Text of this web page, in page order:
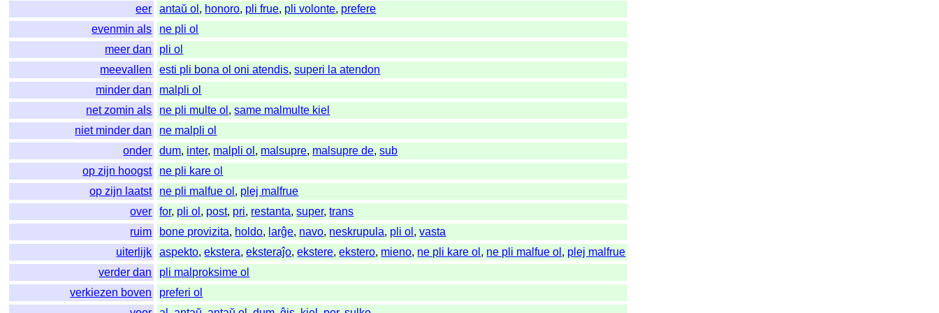
eer
antaŭ ol , honoro, pli frue, pli volonte, prefere
evenmin als
ne pli ol
meer dan
pli ol
meevallen
esti pli bona ol oni atendis,superi la atendon
minder dan
malpli ol
net zomin als
ne pli multe ol ,same malmulte kiel
niet minder dan
ne malpli ol
onder
dum, inter, malpli ol , malsupre, malsupre de,sub
op zijn hoogst
ne pli kare ol
op zijn laatst
ne pli malfue ol , plej malfrue
over
for, pli ol , post, pri, restanta,super,trans
ruim
bone provizita, holdo, larĝe, navo, neskrupula, pli ol ,vasta
uiterlijk
aspekto,ekstera,eksteraĵo,ekstere,ekstero, mieno, ne pli kare ol , ne pli malfue ol , plej malfrue
verder dan
pli malproksime ol
verkiezen boven
preferi ol